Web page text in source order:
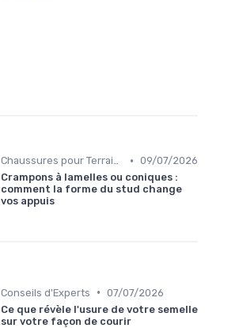
Chaussures pour Terrains Secs • 09/07/2026
Crampons à lamelles ou coniques :
comment la forme du stud change
vos appuis
Conseils d'Experts • 07/07/2026
Ce que révèle l'usure de votre semelle
sur votre façon de courir